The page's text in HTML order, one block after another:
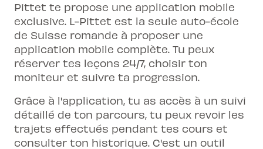
Pittet te propose une application mobile
exclusive. L-Pittet est la seule auto-école
de Suisse romande à proposer une
application mobile complète. Tu peux
réserver tes leçons 24/7, choisir ton
moniteur et suivre ta progression.
Grâce à l'application, tu as accès à un suivi
détaillé de ton parcours, tu peux revoir les
trajets effectués pendant tes cours et
consulter ton historique. C'est un outil